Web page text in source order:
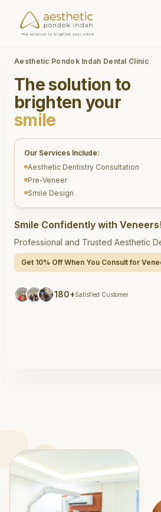
Aesthetic Pondok Indah Dental Clinic
The solution to
brighten your
smile
Our Services Include:
Aesthetic Dentistry Consultation
Pre-Veneer
Smile Design
Smile Confidently with Veneers!
Professional and Trusted Aesthetic
Get 10% Off When You Consult for
180+Satisfied Customer